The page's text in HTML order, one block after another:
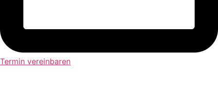
Termin vereinbaren